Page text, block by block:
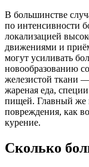
В большинстве
по интенсивности
локализацией
движениями и
могут усиливать
новообразованию
железистой ткани
жареная еда,
пищей. Главный же
повреждения, как
курение.
Сколько